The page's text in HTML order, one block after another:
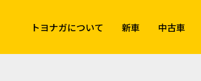
トヨナガについて 新車 中古車